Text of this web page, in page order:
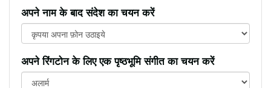
अपने नाम के बाद संदेश का चयन करें
अपने रिंगटोन के लिए एक पृष्ठभूमि संगीत का चयन करें